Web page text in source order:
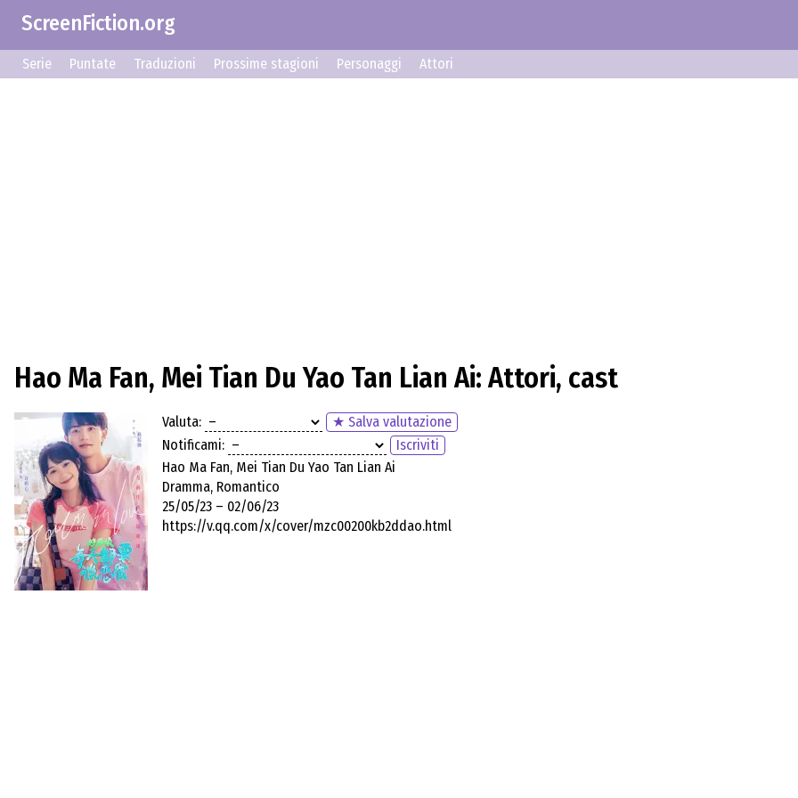
ScreenFiction.org
Serie Puntate Traduzioni Prossime stagioni Personaggi Attori
Hao Ma Fan, Mei Tian Du Yao Tan Lian Ai: Attori, cast
Valuta:
★ Salva valutazione
Notificami:
Iscriviti
Hao Ma Fan, Mei Tian Du Yao Tan Lian Ai
Dramma, Romantico
25/05/23 – 02/06/23
https://v.qq.com/x/cover/mzc00200kb2ddao.html